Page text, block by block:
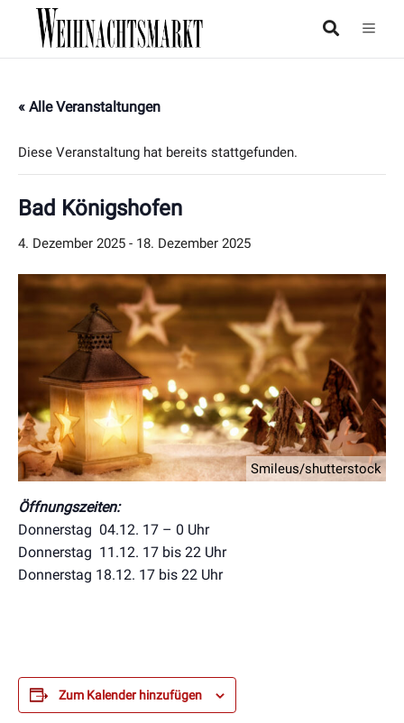
« Alle Veranstaltungen
Diese Veranstaltung hat bereits stattgefunden.
Bad Königshofen
4. Dezember 2025 - 18. Dezember 2025
Smileus/shutterstock
Öffnungszeiten:
Donnerstag 04.12. 17 – 0 Uhr
Donnerstag 11.12. 17 bis 22 Uhr
Donnerstag 18.12. 17 bis 22 Uhr
Zum Kalender hinzufügen